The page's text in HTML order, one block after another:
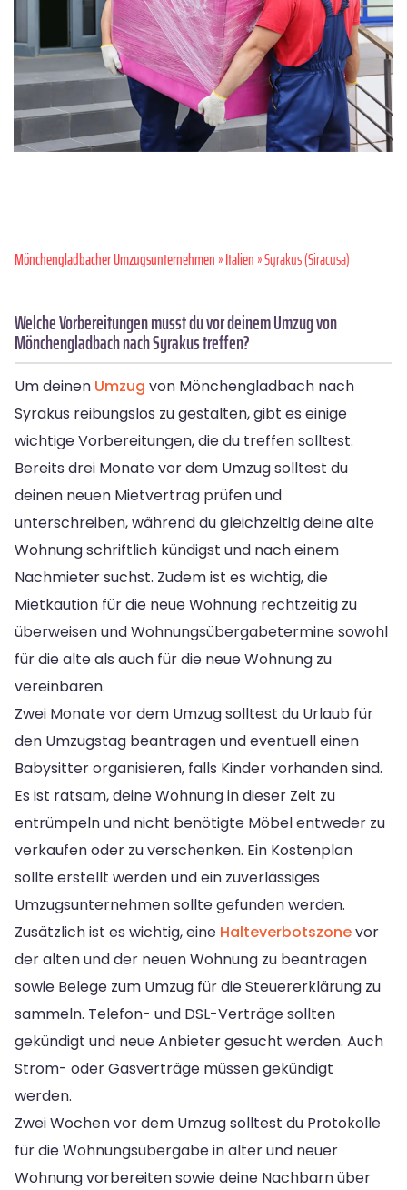
Mönchen­gladbacher Umzugsunternehmen»Italien» Syrakus (Siracusa)
Welche Vorbereitungen musst du vor deinem Umzug von
Mönchengladbach nach Syrakus treffen?
Um deinen Umzug von Mönchengladbach nach
Syrakus reibungslos zu gestalten, gibt es einige
wichtige Vorbereitungen, die du treffen solltest.
Bereits drei Monate vor dem Umzug solltest du
deinen neuen Mietvertrag prüfen und
unterschreiben, während du gleichzeitig deine alte
Wohnung schriftlich kündigst und nach einem
Nachmieter suchst. Zudem ist es wichtig, die
Mietkaution für die neue Wohnung rechtzeitig zu
überweisen und Wohnungsübergabetermine sowohl
für die alte als auch für die neue Wohnung zu
vereinbaren.
Zwei Monate vor dem Umzug solltest du Urlaub für
den Umzugstag beantragen und eventuell einen
Babysitter organisieren, falls Kinder vorhanden sind.
Es ist ratsam, deine Wohnung in dieser Zeit zu
entrümpeln und nicht benötigte Möbel entweder zu
verkaufen oder zu verschenken. Ein Kostenplan
sollte erstellt werden und ein zuverlässiges
Umzugsunternehmen sollte gefunden werden.
Zusätzlich ist es wichtig, eine Halteverbotszonevor
der alten und der neuen Wohnung zu beantragen
sowie Belege zum Umzug für die Steuererklärung zu
sammeln. Telefon- und DSL-Verträge sollten
gekündigt und neue Anbieter gesucht werden. Auch
Strom- oder Gasverträge müssen gekündigt
werden.
Zwei Wochen vor dem Umzug solltest du Protokolle
für die Wohnungsübergabe in alter und neuer
Wohnung vorbereiten sowie deine Nachbarn über